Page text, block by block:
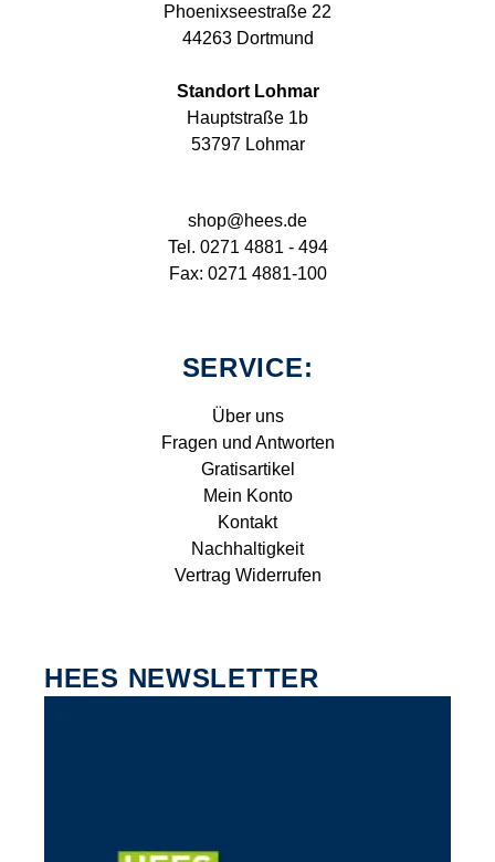
Phoenixseestraße 22
44263 Dortmund
Standort Lohmar
Hauptstraße 1b
53797 Lohmar
shop@hees.de
Tel. 0271 4881 - 494
Fax: 0271 4881-100
SERVICE:
Über uns
Fragen und Antworten
Gratisartikel
Mein Konto
Kontakt
Nachhaltigkeit
Vertrag Widerrufen
HEES NEWSLETTER